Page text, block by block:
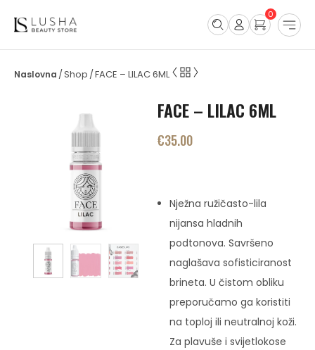
0
/Shop /FACE – LILAC 6ML
FACE – LILAC 6ML
€35.00
Nježna ružičasto-lila
nijansa hladnih
podtonova. Savršeno
naglašava sofisticiranost
brineta. U čistom obliku
preporučamo ga koristiti
na toploj ili neutralnoj koži.
Za plavuše i svijetlokose